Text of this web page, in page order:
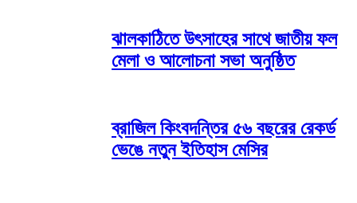
ঝালকাঠিতে উৎসাহের সাথে জাতীয় ফল
মেলা ও আলোচনা সভা অনুষ্ঠিত
ব্রাজিল কিংবদন্তির ৫৬ বছরের রেকর্ড
ভেঙে নতুন ইতিহাস মেসির